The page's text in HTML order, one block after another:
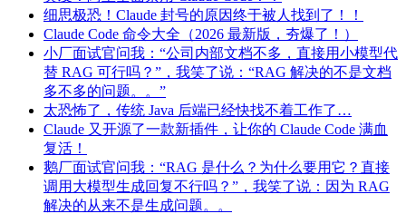
细思极恐！Claude 封号的原因终于被人找到了！！
Claude Code 命令大全（2026 最新版，夯爆了！）
小厂面试官问我：“公司内部文档不多，直接用小模型代
替 RAG 可行吗？”，我笑了说：“RAG 解决的不是文档
多不多的问题。。”
太恐怖了，传统 Java 后端已经快找不着工作了…
Claude 又开源了一款新插件，让你的 Claude Code 满血
复活！
鹅厂面试官问我：“RAG 是什么？为什么要用它？直接
调用大模型生成回复不行吗？”，我笑了说：因为 RAG
解决的从来不是生成问题。。